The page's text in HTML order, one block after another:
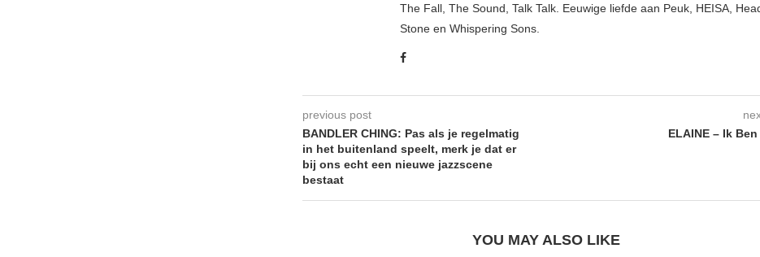
The Fall, The Sound, Talk Talk. Eeuwige liefde aan Peuk, HEISA,
Stone en Whispering Sons.
previous post
BANDLER CHING: Pas als je regelmatig
in het buitenland speelt, merk je dat er
bij ons echt een nieuwe jazzscene
bestaat
ELAINE – Ik
YOU MAY ALSO LIKE